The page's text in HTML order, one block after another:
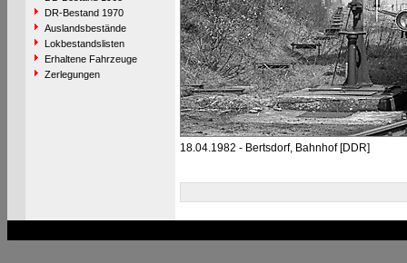
DR-Bestand 1970
Auslandsbestände
Lokbestandslisten
Erhaltene Fahrzeuge
Zerlegungen
18.04.1982 - Bertsdorf, Bahnhof [DDR]